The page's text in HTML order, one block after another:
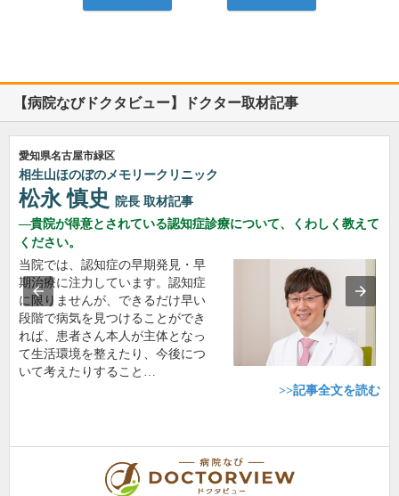
【病院なびドクタビュー】ドクター取材記事
愛知県名古屋市緑区
相生山ほのぼのメモリークリニック
松永 慎史 院長 取材記事
貴院が得意とされている認知症診療について、くわしく教えて
ください。
当院では、認知症の早期発見・早
期治療に注力しています。認知症
に限りませんが、できるだけ早い
段階で病気を見つけることができ
れば、患者さん本人が主体となっ
て生活環境を整えたり、今後につ
いて考えたりすること…
>>記事全文を読む